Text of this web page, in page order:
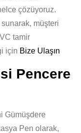
çözüyoruz.
müşteri
tamir
için Bize Ulaşın
Pencere
Gümüşdere
Pen olarak,